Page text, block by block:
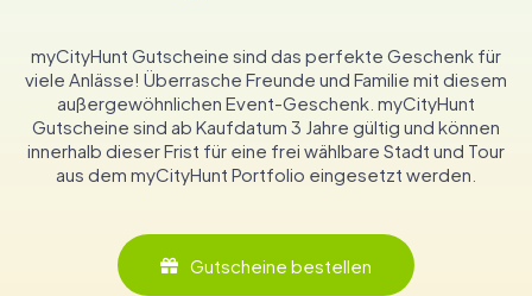
myCityHunt Gutscheine sind das perfekte Geschenk für
viele Anlässe! Überrasche Freunde und Familie mit diesem
außergewöhnlichen Event-Geschenk. myCityHunt
Gutscheine sind ab Kaufdatum 3 Jahre gültig und können
innerhalb dieser Frist für eine frei wählbare Stadt und Tour
aus dem myCityHunt Portfolio eingesetzt werden.
Gutscheine bestellen